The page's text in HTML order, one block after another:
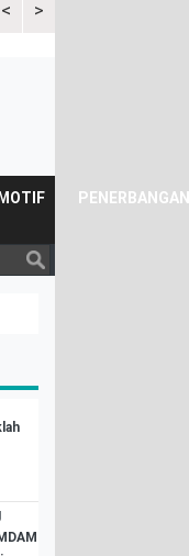
< tergugat kaget saksi
>
PENERBANGAN